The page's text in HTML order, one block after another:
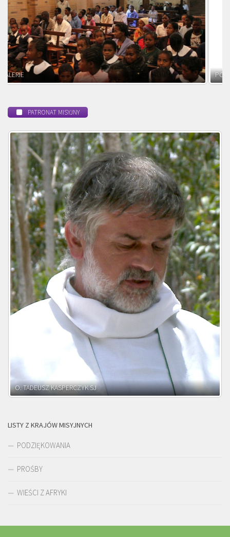
POWOŁANIE MISYJNE
PATRONAT MISYJNY
O. ADNRZEJ LEŚNIARA SJ
LISTY Z KRAJÓW MISYJNYCH
PODZIĘKOWANIA
PROŚBY
WIEŚCI Z AFRYKI